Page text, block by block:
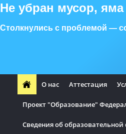
Не убран мусор,
Столкнулись с проблемой —
О нас Аттестация
Проект "Образование"
Сведения об